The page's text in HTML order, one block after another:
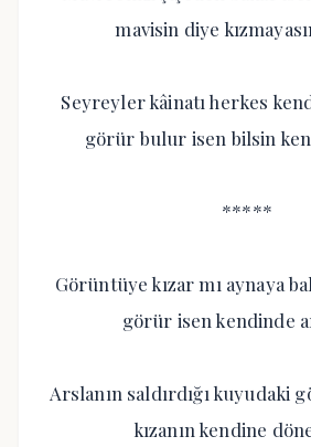
mavisin diye
Seyreyler kâinatı herkes
görür bulur isen bilsin
*****
Görüntüye kızar mı aynaya
görür isen kendinde
Arslanın saldırdığı kuyudaki
kızanın kendine